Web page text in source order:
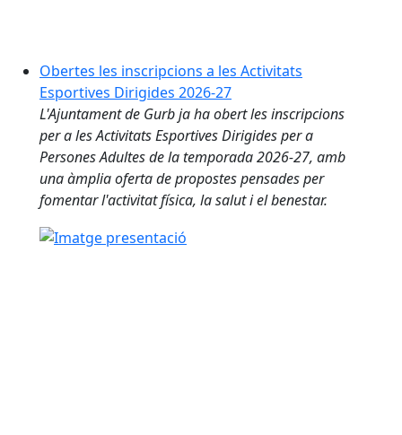
Obertes les inscripcions a les Activitats
Esportives Dirigides 2026-27
L'Ajuntament de Gurb ja ha obert les inscripcions
per a les Activitats Esportives Dirigides per a
Persones Adultes de la temporada 2026-27, amb
una àmplia oferta de propostes pensades per
fomentar l'activitat física, la salut i el benestar.